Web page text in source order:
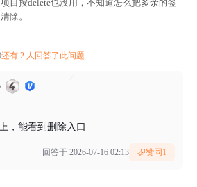
目按delete也没用，不知道怎么把多余的签
除。
还有 2 人回答了此问题
，能看到删除入口
回答于 2026-07-16 02:13 赞同1